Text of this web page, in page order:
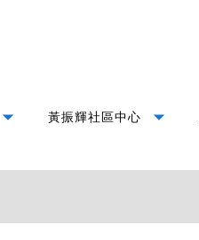
arrow_drop_down 黃振輝社區中心 arrow_drop_down